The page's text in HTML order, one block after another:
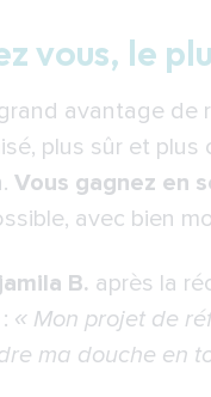
vous, le
avantage
plus sûr et
Vous gagnez en
avec bien
B. après la
« Mon projet de
ma douche en